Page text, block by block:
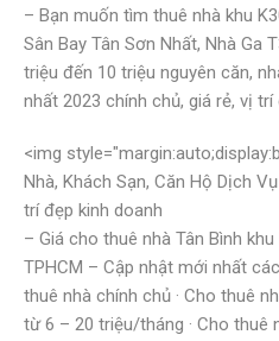
– Bạn muốn tìm thuê nhà khu
Sân Bay Tân Sơn Nhất, Nhà Ga
triệu đến 10 triệu nguyên căn,
nhất 2023 chính chủ, giá rẻ, vị trí
<img
Nhà, Khách Sạn, Căn Hộ Dịch
trí đẹp kinh doanh
– Giá cho thuê nhà Tân Bình khu
TPHCM – Cập nhật mới nhất
thuê nhà chính chủ · Cho thuê
từ 6 – 20 triệu/tháng · Cho thuê